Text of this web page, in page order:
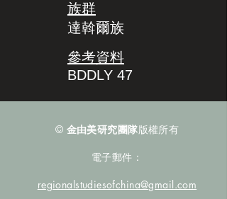
族群
達斡爾族
參考資料
BDDLY 47
© 金由美研究團隊版權所有
電子郵件：
regionalstudiesofchina@gmail.com